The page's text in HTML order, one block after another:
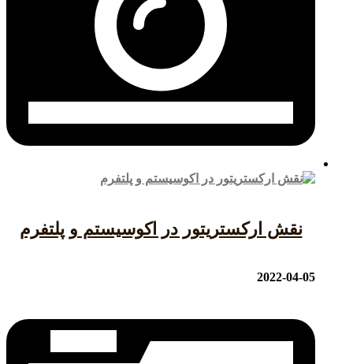
نقش ارکستریتور در اکوسیستم و پلتفرم
2022-04-05